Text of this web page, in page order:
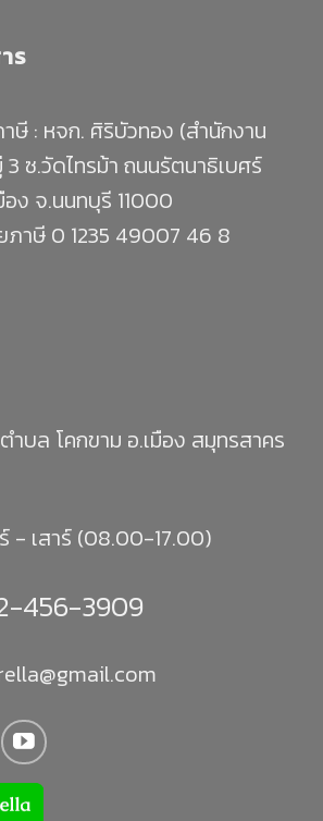
ร
ษี : หจก. ศิริบัวทอง (สำนักงาน
ซ.วัดไทรม้า ถนนรัตนาธิเบศร์
ง จ.นนทบุรี 11000
ภาษี 0 1235 49007 46 8
ำบล โคกขาม อ.เมือง สมุทรสาคร
- เสาร์ (08.00-17.00)
456-3909